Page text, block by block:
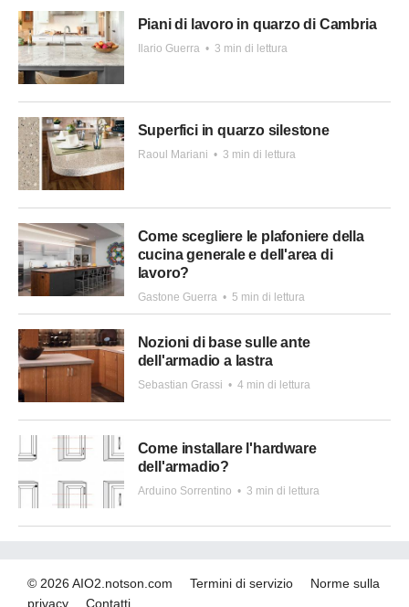
Piani di lavoro in quarzo di Cambria
Ilario Guerra • 3 min di lettura
Superfici in quarzo silestone
Raoul Mariani • 3 min di lettura
Come scegliere le plafoniere della
cucina generale e dell'area di
lavoro?
Gastone Guerra • 5 min di lettura
Nozioni di base sulle ante
dell'armadio a lastra
Sebastian Grassi • 4 min di lettura
Come installare l'hardware
dell'armadio?
Arduino Sorrentino • 3 min di lettura
© 2026 AIO2.notson.com Termini di servizio
Norme sulla
privacy
Contatti